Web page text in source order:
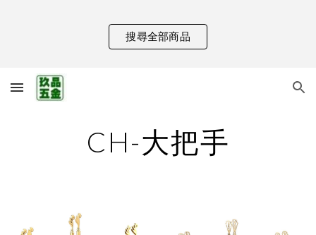
Skip to main content
搜尋全部商品
CH-大把手